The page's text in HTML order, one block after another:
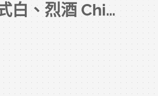
中式白、烈酒 Chinese Spirits
0項